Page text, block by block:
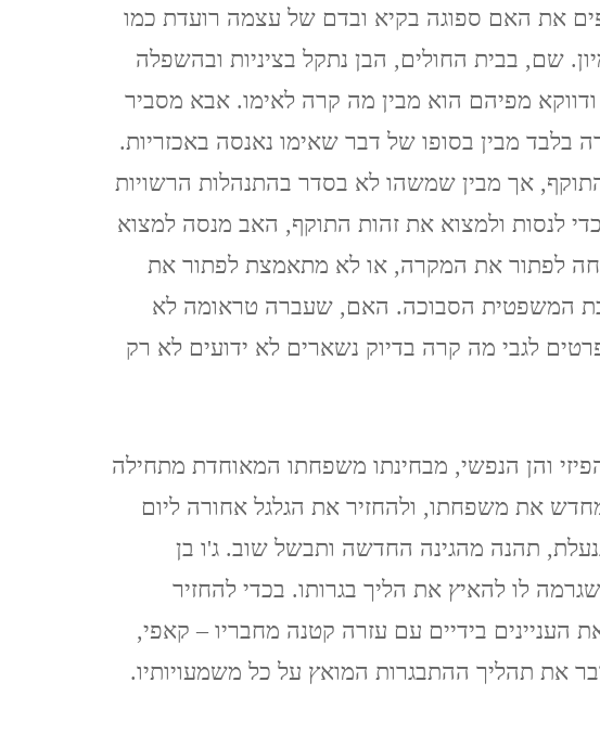
קאסר אל יהוד 13.2.2021
QASR AL YAHUD
לידס LEEDS (אנגליה), ינואר
2020
ISTANBUL, TURKEY
כרתים, אוקטובר, 2018 CRETE
את האם ספוגה בקיא ובדם של עצמה רועדת כמו
שם, בבית החולים, הבן נתקל בציניות ובהשפלה
מפיהם הוא מבין מה קרה לאימו. אבא מסביר
בלבד מבין בסופו של דבר שאימו נאנסה באכזריות.
אך מבין שמשהו לא בסדר בהתנהלות הרשויות
לנסות ולמצוא את זהות התוקף, האב מנסה למצוא
לפתור את המקרה, או לא מתאמצת לפתור את
המשפטית הסבוכה. האם, שעברה טראומה לא
לגבי מה קרה בדיוק נשארים לא ידועים לא רק
והן הנפשי, מבחינתו משפחתו המאוחדת מתחילה
את משפחתו, ולהחזיר את הגלגל אחורה ליום
תהנה מהגינה החדשה ותבשל שוב. ג'ו בן
לו להאיץ את הליך בגרותו. בכדי להחזיר
בידיים עם עזרה קטנה מחבריו – קאפי,
את תהליך ההתבגרות המואץ על כל משמעויותיו.